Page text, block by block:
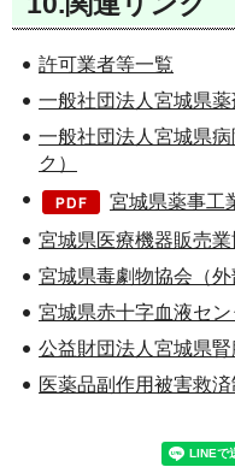
許可業者等一覧
一般社団法人宮城県薬
一般社団法人宮城県
ク）
宮城県薬事工
宮城県医療機器販売業
宮城県毒劇物協会（外
宮城県赤十字血液セン
公益財団法人宮城県腎
医薬品副作用被害救